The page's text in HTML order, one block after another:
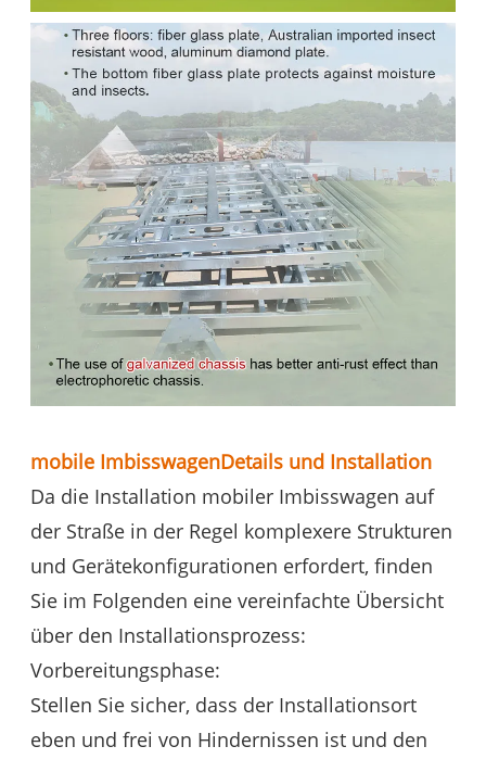
mobile ImbisswagenDetails und Installation
Da die Installation mobiler Imbisswagen auf
der Straße in der Regel komplexere Strukturen
und Gerätekonfigurationen erfordert, finden
Sie im Folgenden eine vereinfachte Übersicht
über den Installationsprozess:
Vorbereitungsphase:
Stellen Sie sicher, dass der Installationsort
eben und frei von Hindernissen ist und den